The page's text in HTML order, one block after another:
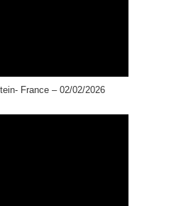
France – 02/02/2026